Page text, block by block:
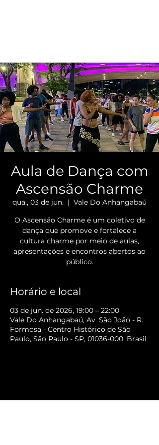
Aula de Dança com
Ascensão Charme
qua., 03 de jun.
  |
Vale Do Anhangabaú
O Ascensão Charme é um coletivo de
dança que promove e fortalece a
cultura charme por meio de aulas,
apresentações e encontros abertos ao
público.
Horário e local
03 de jun. de 2026, 19:00 – 22:00
Vale Do Anhangabaú, Av. São João - R.
Formosa - Centro Histórico de São
Paulo, São Paulo - SP, 01036-000, Brasil